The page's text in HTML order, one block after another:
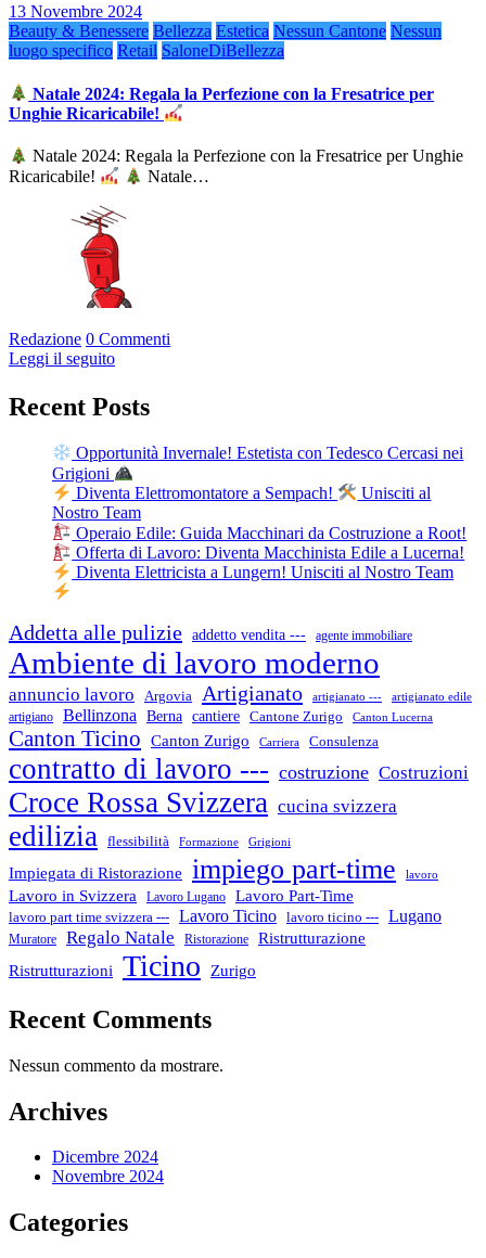
13 Novembre 2024
Beauty & Benessere Bellezza Estetica Nessun Cantone Nessun
luogo specifico Retail SaloneDiBellezza
Natale 2024: Regala la Perfezione con la Fresatrice per
Unghie Ricaricabile!
Natale 2024: Regala la Perfezione con la Fresatrice per Unghie
Ricaricabile!
Natale…
Redazione 0 Commenti
Leggi il seguito
Recent Posts
Opportunità Invernale! Estetista con Tedesco Cercasi nei
Grigioni
Diventa Elettromontatore a Sempach!
Unisciti al
Nostro Team
Operaio Edile: Guida Macchinari da Costruzione a Root!
Offerta di Lavoro: Diventa Macchinista Edile a Lucerna!
Diventa Elettricista a Lungern! Unisciti al Nostro Team
Addetta alle pulizie addetto vendita --- agente immobiliare
Ambiente di lavoro moderno
annuncio lavoro Argovia Artigianato artigianato --- artigianato edile
artigiano Bellinzona Berna cantiere Cantone Zurigo Canton Lucerna
Canton Ticino Canton Zurigo Carriera Consulenza
contratto di lavoro --- costruzione Costruzioni
Croce Rossa Svizzera cucina svizzera
edilizia flessibilità Formazione Grigioni
Impiegata di Ristorazione impiego part-time lavoro
Lavoro in Svizzera Lavoro Lugano Lavoro Part-Time
lavoro part time svizzera --- Lavoro Ticino lavoro ticino --- Lugano
Muratore Regalo Natale Ristorazione
Ristrutturazione
Ristrutturazioni
Ticino Zurigo
Recent Comments
Nessun commento da mostrare.
Archives
Dicembre 2024
Novembre 2024
Categories